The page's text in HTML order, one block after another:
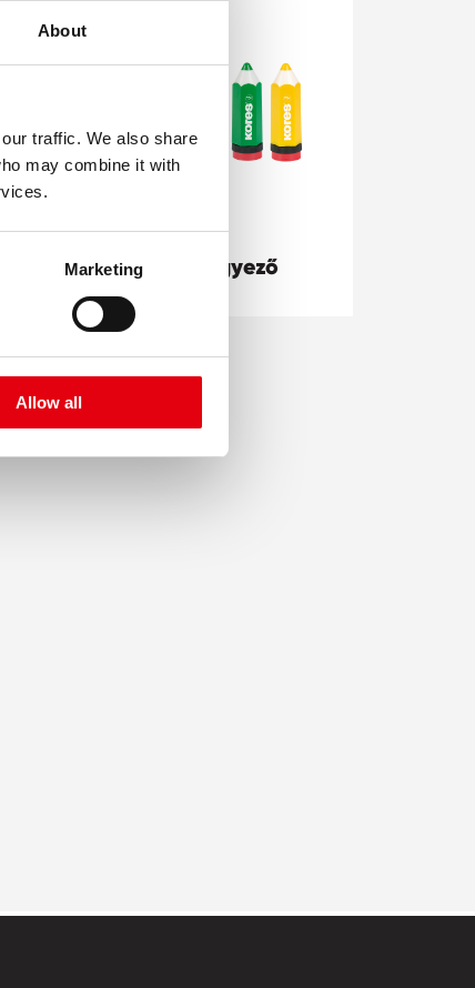
About
traffic. We also share
may combine it with
Marketing
Allow all
Koloritos hegyező